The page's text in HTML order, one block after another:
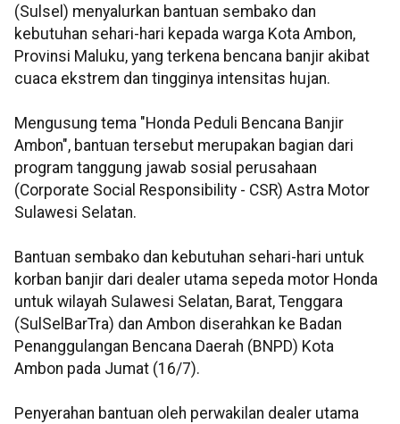
(Sulsel) menyalurkan bantuan sembako dan
kebutuhan sehari-hari kepada warga Kota Ambon,
Provinsi Maluku, yang terkena bencana banjir akibat
cuaca ekstrem dan tingginya intensitas hujan.
Mengusung tema "Honda Peduli Bencana Banjir
Ambon", bantuan tersebut merupakan bagian dari
program tanggung jawab sosial perusahaan
(Corporate Social Responsibility - CSR) Astra Motor
Sulawesi Selatan.
Bantuan sembako dan kebutuhan sehari-hari untuk
korban banjir dari dealer utama sepeda motor Honda
untuk wilayah Sulawesi Selatan, Barat, Tenggara
(SulSelBarTra) dan Ambon diserahkan ke Badan
Penanggulangan Bencana Daerah (BNPD) Kota
Ambon pada Jumat (16/7).
Penyerahan bantuan oleh perwakilan dealer utama